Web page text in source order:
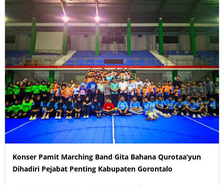
Konser Pamit Marching Band Gita Bahana Qurotaa’yun
Dihadiri Pejabat Penting Kabupaten Gorontalo